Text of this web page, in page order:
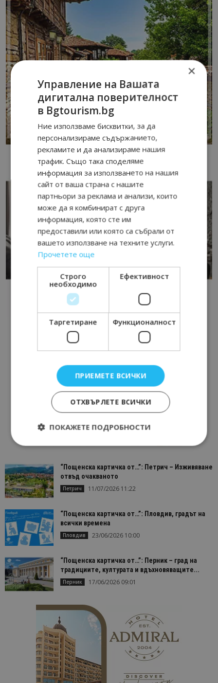
“Пощенска картичка от…”: Петрич – Изживяване
отвъд очакваното
Петрич 11/07/2026 11:22
“Пощенска картичка от…”: Пловдив, градът на
всички времена
Пловдив 23/06/2026 10:00
“Пощенска картичка от…”: Перник – град на
традициите, културата и вдъхновяващите...
Перник 17/06/2026 09:01
×
Управление на Вашата
дигитална поверителност
в Bgtourism.bg
Ние използваме бисквитки, за да
персонализираме съдържанието,
рекламите и да анализираме нашия
трафик. Също така споделяме
информация за използването на нашия
сайт от ваша страна с нашите
партньори за реклама и анализи, които
може да я комбинират с друга
информация, която сте им
предоставили или която са събрали от
вашето използване на техните услуги.
Прочетете още
Строго
необходимо
Ефективност
Таргетиране Функционалност
ПРИЕМЕТЕ ВСИЧКИ
ОТХВЪРЛЕТЕ ВСИЧКИ
ПОКАЖЕТЕ ПОДРОБНОСТИ
Строго необходимо
Ефективност
Таргетиране
Функционалност
Строго необходимите бисквитки позволяват
потребителско влизане и управление на
акаунта. Уебсайтът не може да се използва
правилно без строго необходими бисквитки.
Име
cookie_notice_accepted
lisandraramos.com
bgtourism.bg
7 дни